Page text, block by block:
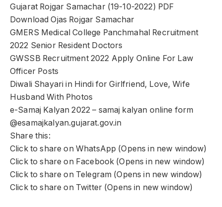
Gujarat Rojgar Samachar (19-10-2022) PDF
Download Ojas Rojgar Samachar
GMERS Medical College Panchmahal Recruitment
2022 Senior Resident Doctors
GWSSB Recruitment 2022 Apply Online For Law
Officer Posts
Diwali Shayari in Hindi for Girlfriend, Love, Wife
Husband With Photos
e-Samaj Kalyan 2022 – samaj kalyan online form
@esamajkalyan.gujarat.gov.in
Share this:
Click to share on WhatsApp (Opens in new window)
Click to share on Facebook (Opens in new window)
Click to share on Telegram (Opens in new window)
Click to share on Twitter (Opens in new window)